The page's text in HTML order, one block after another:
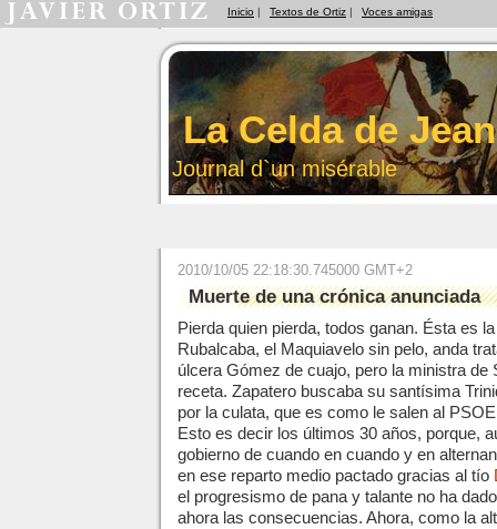
Inicio | Textos de Ortiz | Voces amigas
La Celda de
Journal d`un misérable
2010/10/05 22:18:30.745000 GMT+2
Muerte de una crónica anunciada
Pierda quien pierda, todos ganan. Ésta es
Rubalcaba, el Maquiavelo sin pelo, anda
úlcera Gómez de cuajo, pero la ministra de
receta. Zapatero buscaba su santísima
por la culata, que es como le salen al
Esto es decir los últimos 30 años, porque,
gobierno de cuando en cuando y en
en ese reparto medio pactado gracias al tío
el progresismo de pana y talante no ha
ahora las consecuencias. Ahora, como la